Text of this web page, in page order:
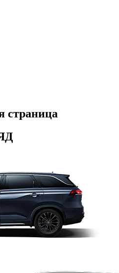
страница